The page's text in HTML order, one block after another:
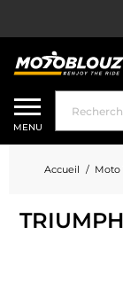
MENU
Accueil Moto